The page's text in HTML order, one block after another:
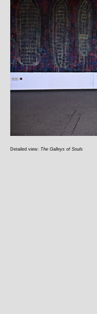
Detailed view: The Galleys of Souls